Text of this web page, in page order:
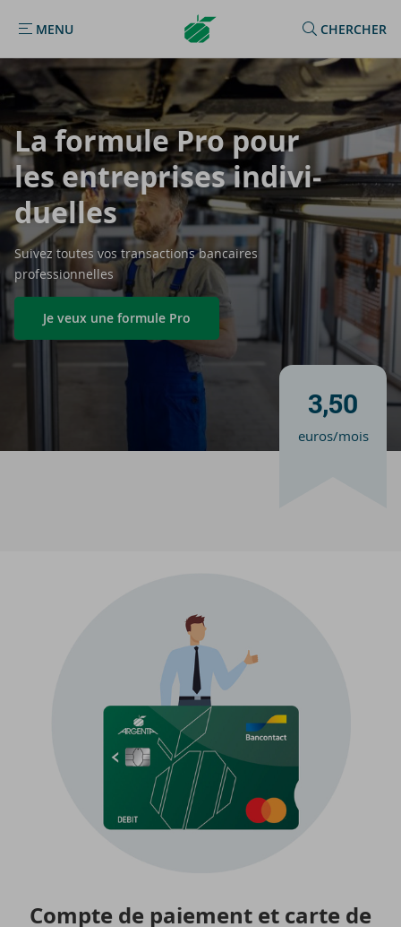
MENU
MENU
Argenta
Homepage
CHERCHER
La for­mule Pro pour
les en­tre­prises in­di­vi­
duelles
Suivez toutes vos transactions bancaires
professionnelles
Je veux une formule Pro
3,50
euros/mois
Compte de paie­ment et carte de